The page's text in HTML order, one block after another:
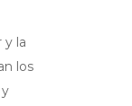
y la
los